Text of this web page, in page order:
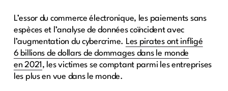
L’essor du commerce électronique, les paiements sans
espèces et l’analyse de données coïncident avec
l’augmentation du cybercrime. Les pirates ont infligé
6 billions de dollars de dommages dans le monde
en 2021 , les victimes se comptant parmi les entreprises
les plus en vue dans le monde.